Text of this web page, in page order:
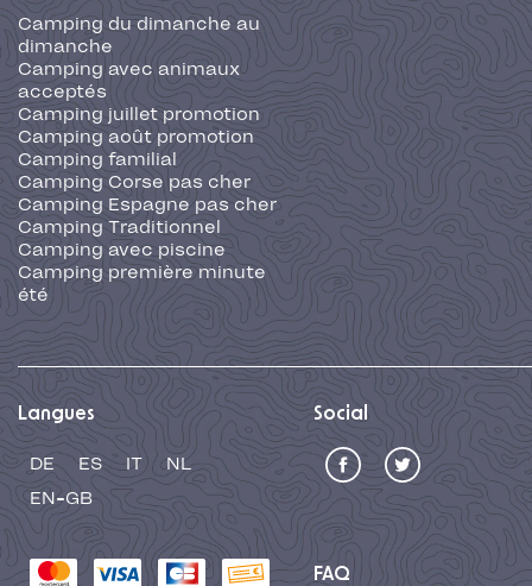
Camping du dimanche au
dimanche
Camping avec animaux
acceptés
Camping juillet promotion
Camping août promotion
Camping familial
Camping Corse pas cher
Camping Espagne pas cher
Camping Traditionnel
Camping avec piscine
Camping première minute
été
Langues
DE ES IT
NL
EN-GB
Social
FAQ